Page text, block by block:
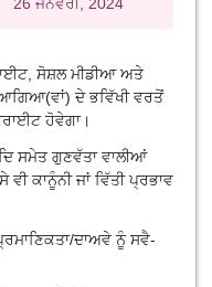
26 ਜਨਵਰੀ, 2024
ਸੋਸ਼ਲ ਮੀਡੀਆ ਅਤੇ
ਦੇ ਭਵਿੱਖੀ ਵਰਤੋਂ
ਹੋਵੇਗਾ।
ਸਮੇਤ ਗੁਣਵੱਤਾ ਵਾਲੀਆਂ
ਕਾਨੂੰਨੀ ਜਾਂ ਵਿੱਤੀ ਪ੍ਰਭਾਵ
ਦਾਅਵੇ ਨੂੰ ਸਵੈ-